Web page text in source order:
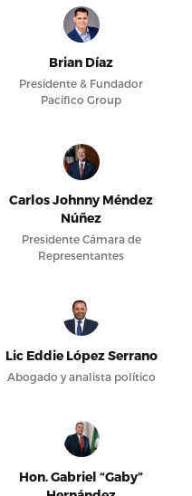
Brian Díaz
Presidente & Fundador
Pacifico Group
Carlos Johnny Méndez
Núñez
Presidente Cámara de
Representantes
Lic Eddie López Serrano
Abogado y analista político
Hon. Gabriel “Gaby”